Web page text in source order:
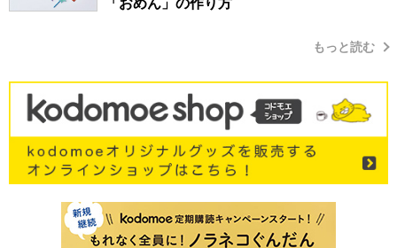
もっと読む